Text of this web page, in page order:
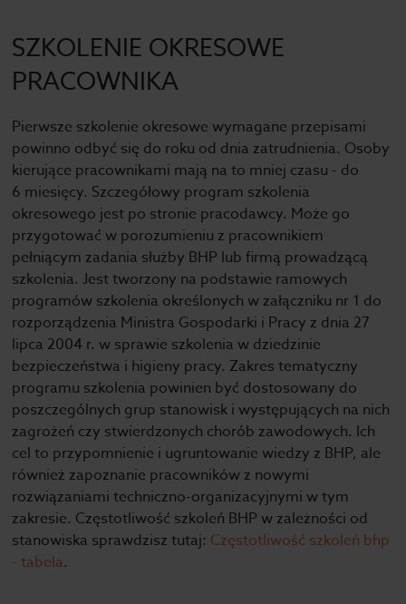
SZKOLENIE OKRESOWE
PRACOWNIKA
Pierwsze szkolenie okresowe wymagane przepisami
powinno odbyć się do roku od dnia zatrudnienia. Osoby
kierujące pracownikami mają na to mniej czasu - do
6 miesięcy. Szczegółowy program szkolenia
okresowego jest po stronie pracodawcy. Może go
przygotować w porozumieniu z pracownikiem
pełniącym zadania służby BHP lub firmą prowadzącą
szkolenia. Jest tworzony na podstawie ramowych
programów szkolenia określonych w załączniku nr 1 do
rozporządzenia Ministra Gospodarki i Pracy z dnia 27
lipca 2004 r. w sprawie szkolenia w dziedzinie
bezpieczeństwa i higieny pracy. Zakres tematyczny
programu szkolenia powinien być dostosowany do
poszczególnych grup stanowisk i występujących na nich
zagrożeń czy stwierdzonych chorób zawodowych. Ich
cel to przypomnienie i ugruntowanie wiedzy z BHP, ale
również zapoznanie pracowników z nowymi
rozwiązaniami techniczno-organizacyjnymi w tym
zakresie. Częstotliwość szkoleń BHP w zależności od
stanowiska sprawdzisz tutaj: Częstotliwość szkoleń bhp
- tabela.